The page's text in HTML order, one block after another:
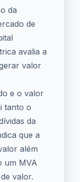
da
de
avalia a
valor
e o valor
tanto o
da
que a
além
um MVA
valor.